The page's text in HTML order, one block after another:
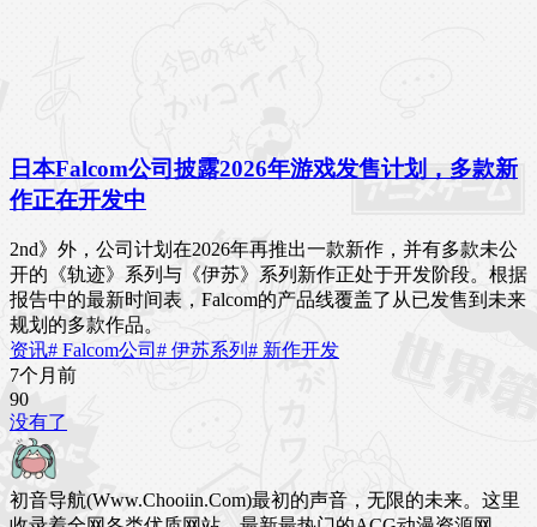
日本Falcom公司披露2026年游戏发售计划，多款新
作正在开发中
2nd》外，公司计划在2026年再推出一款新作，并有多款未公
开的《轨迹》系列与《伊苏》系列新作正处于开发阶段。根据
报告中的最新时间表，Falcom的产品线覆盖了从已发售到未来
规划的多款作品。
资讯# Falcom公司 # 伊苏系列 # 新作开发
7个月前
90
没有了
初音导航(Www.Chooiin.Com)最初的声音，无限的未来。这里